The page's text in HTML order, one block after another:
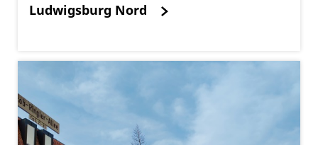
Ludwigsburg Nord